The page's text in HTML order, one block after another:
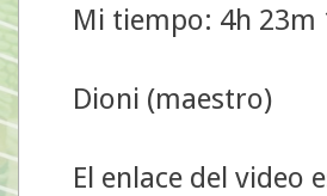
Mi tiempo: 4h 23m
Dioni (maestro)
El enlace del video